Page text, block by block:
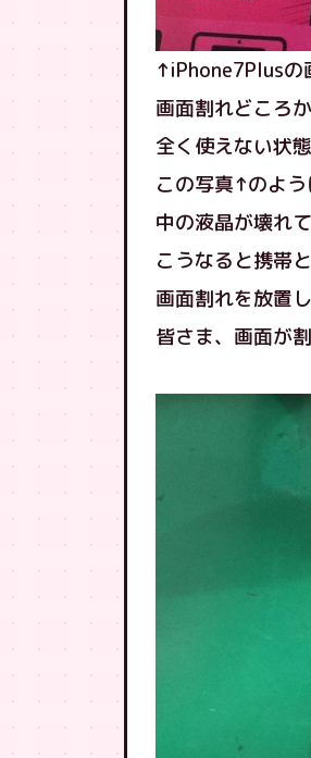
↑iPhone7Plusの
画面割れどころ
全く使えない状
この写真↑のよ
中の液晶が壊れ
こうなると携帯
画面割れを放置
皆さま、画面が